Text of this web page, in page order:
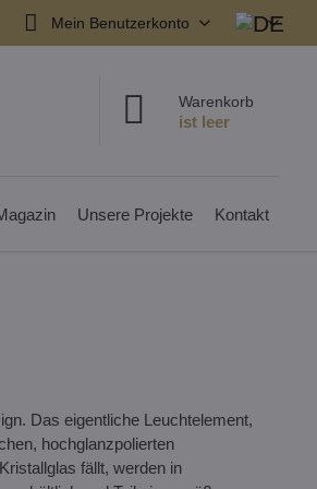
Mein Benutzerkonto
Warenkorb
Unsere Projekte Kontakt
Das eigentliche Leuchtelement,
hochglanzpolierten
fällt, werden in